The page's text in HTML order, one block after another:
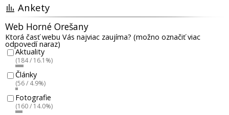
Ankety
Web Horné Orešany
Ktorá časť webu Vás najviac zaujíma? (možno označiť viac
odpovedí naraz)
Aktuality
(184 / 16.1%)
Články
(56 / 4.9%)
Fotografie
(160 / 14.0%)